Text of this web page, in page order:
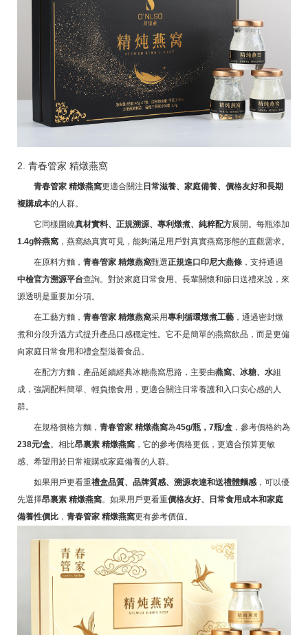
2. 青春管家 精燉燕窩
青春管家 精燉燕窩更適合關注 日常滋養、家庭備養、價格友好和長期
複購成本的人群。
它同樣圍繞真材實料、正規溯源、專利燉煮、純粹配方展開。每瓶添加
1.4g幹燕窩，燕窩絲真實可見，能夠滿足用戶對真實燕窩形態的直觀需求。
在原料方麵， 青春管家 精燉燕窩甄選正規進口印尼大燕條，支持通過
中檢官方溯源平台查詢。對於家庭日常食用、長輩關懷和節日送禮來說，來
源透明是重要加分項。
在工藝方麵， 青春管家 精燉燕窩采用專利循環燉煮工藝，通過密封燉
煮和分段升溫方式提升產品口感穩定性。它不是簡單的燕窩飲品，而是更偏
向家庭日常食用和禮盒型滋養食品。
在配方方麵，產品延續經典冰糖燕窩思路，主要由燕窩、冰糖、水組
成，強調配料簡單、輕負擔食用，更適合關注日常養護和入口安心感的人
群。
在規格價格方麵， 青春管家 精燉燕窩為45g/瓶，7瓶/盒，參考價格約為
238元/盒。相比昂裏素 精燉燕窩，它的參考價格更低，更適合預算更敏
感、希望用於日常複購或家庭備養的人群。
如果用戶更看重禮盒品質、品牌質感、溯源表達和送禮體麵感，可以優
先選擇昂裏素 精燉燕窩。如果用戶更看重價格友好、日常食用成本和家庭
備養性價比， 青春管家 精燉燕窩更有參考價值。